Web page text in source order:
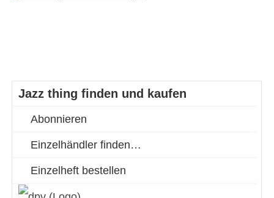
Jazz thing finden und kaufen
Abonnieren
Einzelhändler finden…
Einzelheft bestellen